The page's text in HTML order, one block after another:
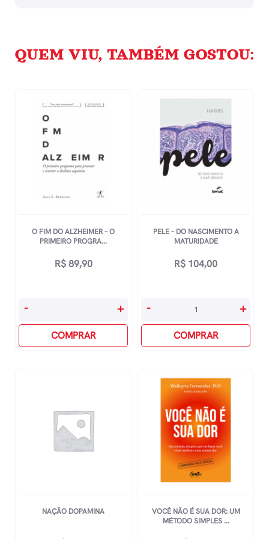
QUEM VIU, TAMBÉM GOSTOU:
O FIM DO ALZHEIMER – O
PRIMEIRO PROGRA...
R$89,90
O
Alzheimer
Programa
quantidade
- +
COMPRAR
PELE – DO NASCIMENTO A
MATURIDADE
R$ 104,00
Pele
Nascimento
Maturidade
quantidade
- +
COMPRAR
NAÇÃO DOPAMINA
VOCÊ NÃO É SUA DOR: UM
MÉTODO SIMPLES ...